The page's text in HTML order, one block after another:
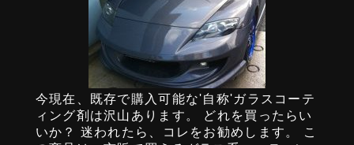
今現在、既存で購入可能な'自称'ガラスコーテ
ィング剤は沢山あります。 どれを買ったらい
いか？ 迷われたら、コレをお勧めします。 こ